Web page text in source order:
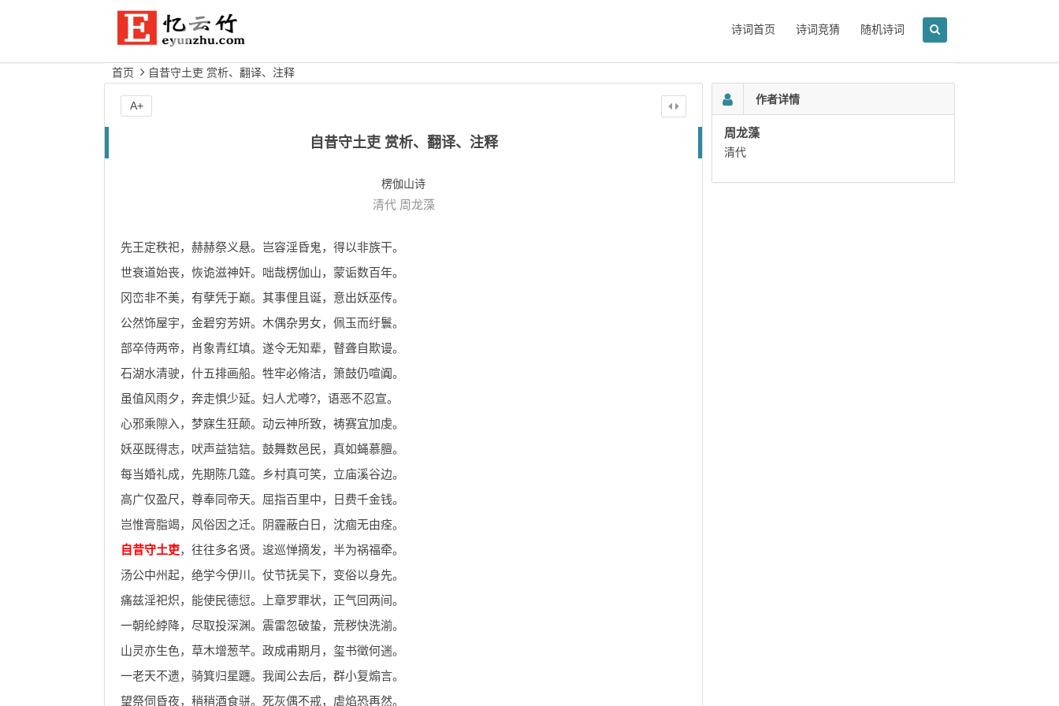
诗词首页 诗词竞猜 随机诗词
首页 自昔守土吏 赏析、翻译、注释
自昔守土吏 赏析、翻译、注释
楞伽山诗
清代 周龙藻
先王定秩祀，赫赫祭义悬。岂容淫昏鬼，得以非族干。
世衰道始丧，恢诡滋神奸。咄哉楞伽山，蒙诟数百年。
冈峦非不美，有孽凭于巅。其事俚且诞，意出妖巫传。
公然饰屋宇，金碧穷芳妍。木偶杂男女，佩玉而纡鬟。
部卒侍两帝，肖象青红填。遂令无知辈，瞽聋自欺谩。
石湖水清驶，什五排画船。牲牢必脩洁，箫鼓仍喧阗。
虽值风雨夕，奔走惧少延。妇人尤噂?，语恶不忍宣。
心邪乘隙入，梦寐生狂颠。动云神所致，祷赛宜加虔。
妖巫既得志，吠声益狺狺。鼓舞数邑民，真如蝇慕膻。
每当婚礼成，先期陈几筵。乡村真可笑，立庙溪谷边。
高广仅盈尺，尊奉同帝天。屈指百里中，日费千金钱。
岂惟膏脂竭，风俗因之迁。阴霾蔽白日，沈痼无由痊。
自昔守土吏，往往多名贤。逡巡惮摘发，半为祸福牵。
汤公中州起，绝学今伊川。仗节抚吴下，变俗以身先。
痛兹淫祀炽，能使民德愆。上章罗罪状，正气回两间。
一朝纶綍降，尽取投深渊。震雷忽破蛰，荒秽快洗湔。
山灵亦生色，草木增葱芊。政成甫期月，玺书徵何遄。
一老天不遗，骑箕归星躔。我闻公去后，群小复煽言。
望祭伺昏夜，稍稍酒食骈。死灰偶不戒，虐焰恐再然。
A+ 作者详情
周龙藻
清代